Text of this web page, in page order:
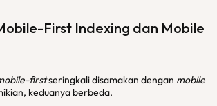
First Indexing dan Mobile
firstseringkali disamakan dengan mobile
keduanya berbeda.